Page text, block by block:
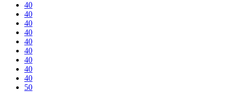
40
40
40
40
40
40
40
40
40
50